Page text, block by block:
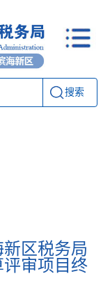
搜索
区税务局
审项目终